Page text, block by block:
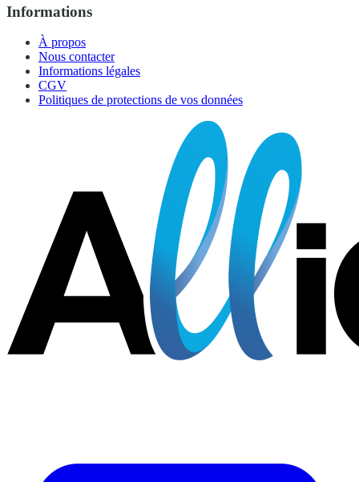
Informations
À propos
Nous contacter
Informations légales
CGV
Politiques de protections de vos données